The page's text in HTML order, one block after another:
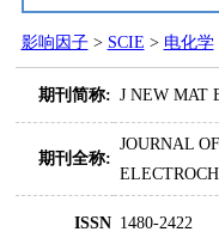
影响因子> SCIE > 电化学
期刊简称: J NEW MAT
期刊全称:
JOURNAL
ISSN 1480-2422